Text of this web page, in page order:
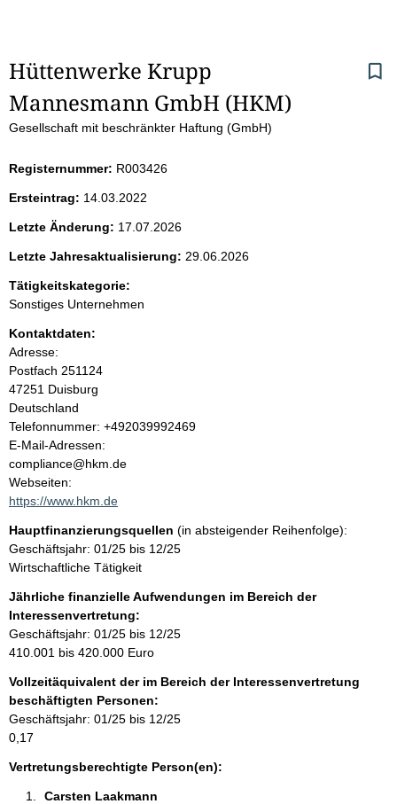
S
e
t
e
n
i
n
h
a
l
t
Hüttenwerke Krupp
Mannesmann GmbH (HKM)
Gesellschaft mit beschränkter Haftung (GmbH)
Registernummer: R003426
Ersteintrag: 14.03.2022
Letzte Änderung: 17.07.2026
Letzte Jahresaktualisierung: 29.06.2026
Tätigkeitskategorie:
Sonstiges Unternehmen
Kontaktdaten:
Adresse:
Postfach 251124
47251 Duisburg
Deutschland
K
o
n
t
a
t
i
n
f
o
r
m
t
i
o
n
e
Telefonnummer: +492039992469
E-Mail-Adressen:
compliance@hkm.de
Webseiten:
https://www.hkm.de
Hauptfinanzierungsquellen (in absteigender Reihenfolge):
Geschäftsjahr: 01/25 bis 12/25
Wirtschaftliche Tätigkeit
Jährliche finanzielle Aufwendungen im Bereich der
Interessenvertretung:
Geschäftsjahr: 01/25 bis 12/25
410.001 bis 420.000 Euro
Vollzeitäquivalent der im Bereich der Interessenvertretung
beschäftigten Personen:
Geschäftsjahr: 01/25 bis 12/25
0,17
Vertretungsberechtigte Person(en):
Carsten Laakmann